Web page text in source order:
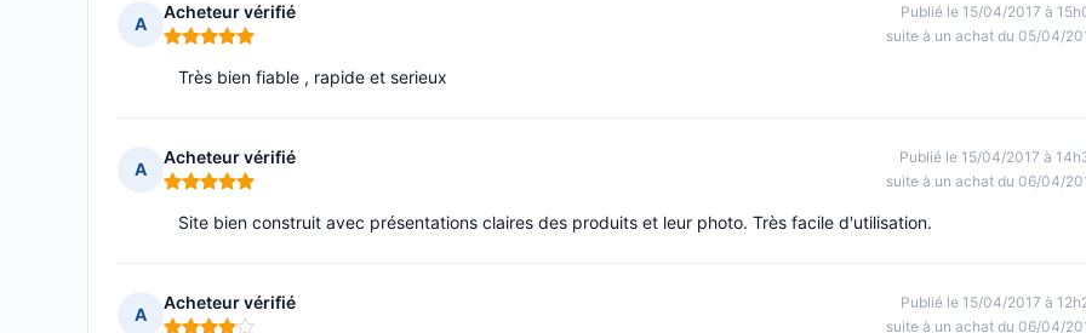
A
Acheteur vérifié
Note : 5 sur 5
Publié le 15/04/2017 à
suite à un achat du 05/04/
Très bien fiable , rapide et serieux
A
Acheteur vérifié
Note : 5 sur 5
Publié le 15/04/2017 à
suite à un achat du 06/04/
Site bien construit avec présentations claires des produits et leur photo. Très facile d'utilisation.
A
Acheteur vérifié
Publié le 15/04/2017 à
suite à un achat du 06/04/